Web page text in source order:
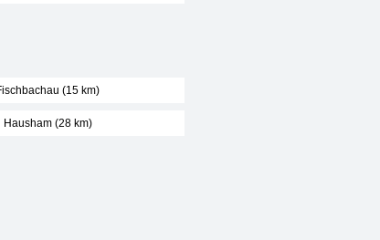
(15 km)
Hausham (28 km)